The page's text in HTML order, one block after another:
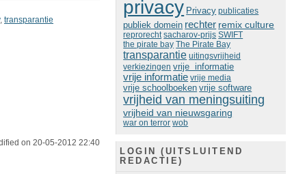
,transparantie
on 20-05-2012 22:40
privacy Privacy publicaties
publiek domein rechter remix culture
reprorecht sacharov-prijs SWIFT
the pirate bay The Pirate Bay
transparantie uitingsvrijheid
verkiezingen vrije informatie
vrije informatie vrije media
vrije schoolboeken vrije software
vrijheid van meningsuiting
vrijheid van nieuwsgaring
war on terror wob
LOGIN (UITSLUITEND
REDACTIE)